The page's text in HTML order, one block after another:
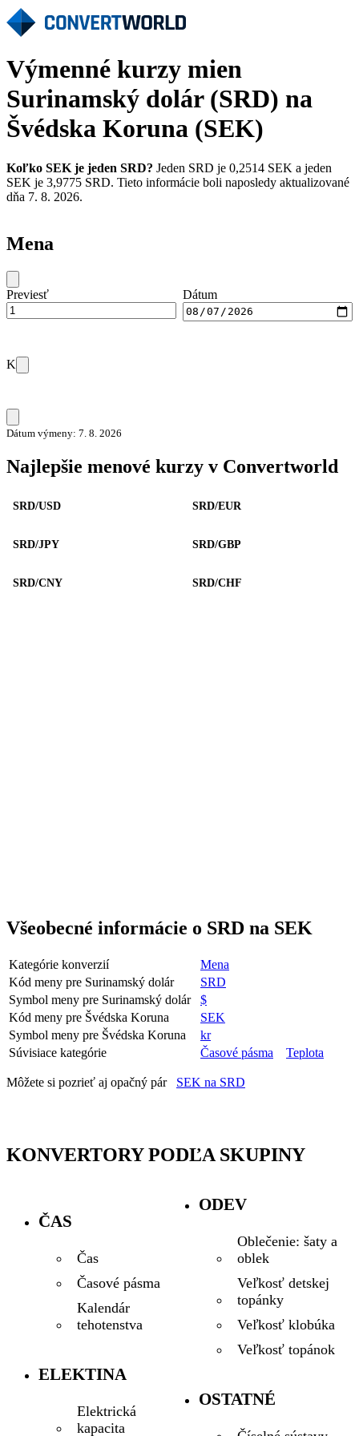
Výmenné kurzy mien
Surinamský dolár (SRD) na
Švédska Koruna (SEK)
Koľko SEK je jeden SRD? Jeden SRD je 0,2514 SEK a jeden
SEK je 3,9775 SRD. Tieto informácie boli naposledy aktualizované
dňa 7. 8. 2026.
Mena
Previesť Dátum
K
Dátum výmeny: 7. 8. 2026
Najlepšie menové kurzy v Convertworld
SRD/USD SRD/EUR
SRD/JPY SRD/GBP
SRD/CNY SRD/CHF
Všeobecné informácie o SRD na SEK
Kategórie konverzií
Mena
Kód meny pre Surinamský dolár
SRD
Symbol meny pre Surinamský dolár
$
Kód meny pre Švédska Koruna
SEK
Symbol meny pre Švédska Koruna
kr
Súvisiace kategórie
Časové pásma Teplota
Môžete si pozrieť aj opačný pár SEK na SRD
KONVERTORY PODĽA SKUPINY
ČAS
Čas
Časové pásma
Kalendár
tehotenstva
ELEKTINA
Elektrická
kapacita
ODEV
Oblečenie: šaty a
oblek
Veľkosť detskej
topánky
Veľkosť klobúka
Veľkosť topánok
OSTATNÉ